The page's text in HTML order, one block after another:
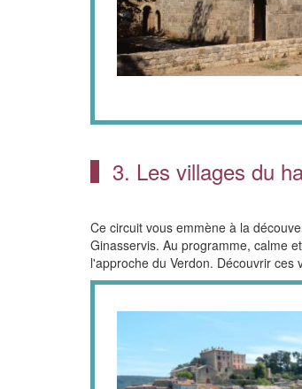
3. Les villages du
Ce circuit vous emmène à la
Ginasservis. Au programme, calme
l'approche du Verdon. Découvrir